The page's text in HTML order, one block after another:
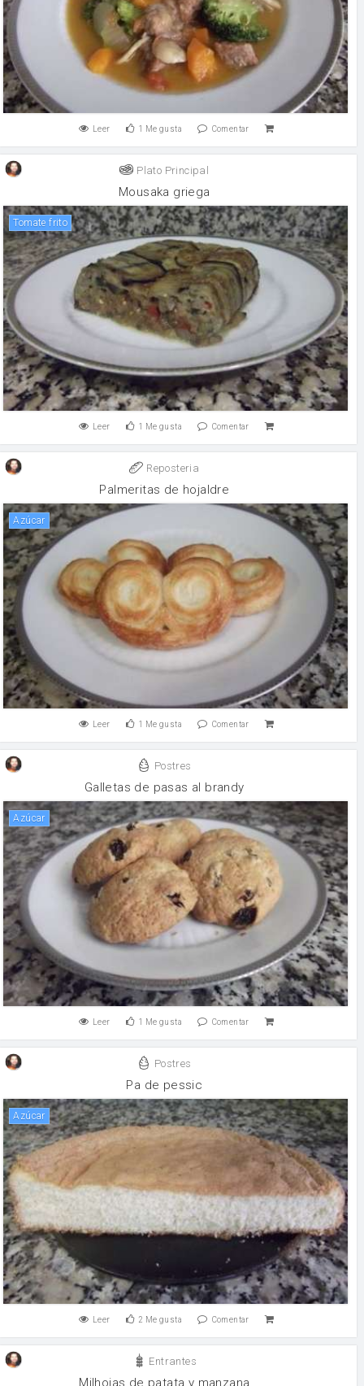
Leer 1 Me gusta Comentar
Plato Principal
Mousaka griega
tomate frito
Leer 1 Me gusta Comentar
Reposteria
Palmeritas de hojaldre
Azúcar
Leer 1 Me gusta Comentar
Postres
Galletas de pasas al brandy
Azúcar
Leer 1 Me gusta Comentar
Postres
Pa de pessic
Azúcar
Leer 2 Me gusta Comentar
Entrantes
Milhojas de patata y manzana